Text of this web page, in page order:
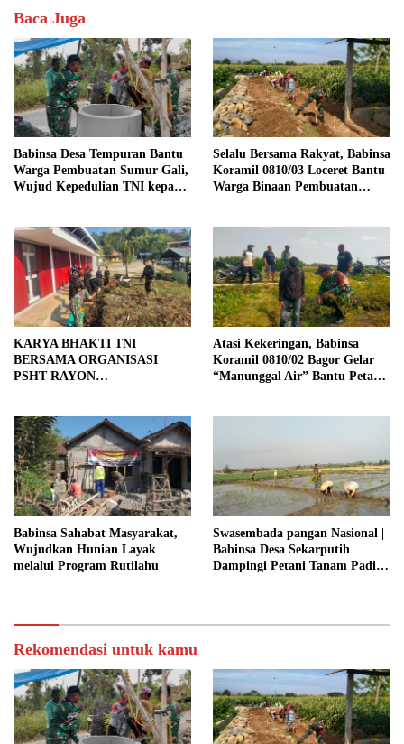
Baca Juga
Babinsa Desa Tempuran Bantu
Warga Pembuatan Sumur Gali,
Wujud Kepedulian TNI kepada
Selalu Bersama Rakyat, Babinsa
Koramil 0810/03 Loceret Bantu
Warga Binaan Pembuatan
KARYA BHAKTI TNI
BERSAMA ORGANISASI
PSHT RAYON
ROYONG DAN
KEMANUNGGALAN TNI-
RAKYAT
Atasi Kekeringan, Babinsa
Koramil 0810/02 Bagor Gelar
“Manunggal Air” Bantu Petani
Babinsa Sahabat Masyarakat,
Wujudkan Hunian Layak
melalui Program Rutilahu
Swasembada pangan Nasional |
Babinsa Desa Sekarputih
Dampingi Petani Tanam Padi,
Rekomendasi untuk kamu